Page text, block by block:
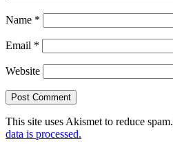
Name *
Email *
Website
This site uses Akismet to reduce spam.
data is processed.